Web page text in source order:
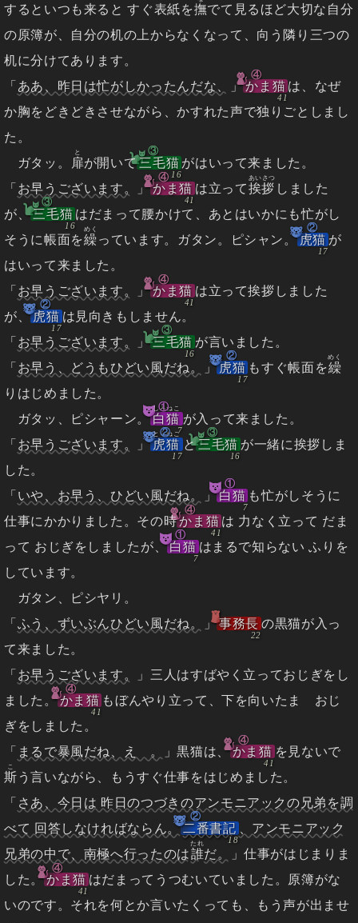
するといつも来ると すぐ表紙を撫でて見るほど大切な自分
の原簿が、自分の机の上からなくなって、向う隣り三つの
机に分けてあります。
「 ああ、昨日は忙がしかったんだな、 」かま猫
④
は、なぜ
か胸をどきどきさせながら、かすれた声で独りごとしまし
た。
ガタッ。
扉
と
が開いて三毛猫
③
がはいって来ました。
「 お早うございます。 」かま猫
④
は立って挨拶
あいさつ
しました
が、三毛猫
③
はだまって腰かけて、あとはいかにも忙がし
そうに帳面を繰
めく
っています。ガタン。ピシャン。虎猫
②
が
はいって来ました。
「 お早うございます。 」かま猫
④
は立って挨拶しました
が、虎猫
②
は見向きもしません。
「 お早うございます。 」三毛猫
③
が言いました。
「 お早う、どうもひどい風だね。 」虎猫
②
もすぐ帳面を繰
めく
りはじめました。
ガタッ、ピシャーン。白猫
しろねこ
①
が入って来ました。
「 お早うございます。 」虎猫
とらねこ
②
と三毛猫
③
が一緒に挨拶しま
した。
「 いや、お早う、ひどい風だね。 」白猫
①
も忙がしそうに
仕事にかかりました。その時かま猫
④
は 力なく立って だま
って おじぎをしましたが、白猫
①
はまるで知らない ふりを
しています。
ガタン、ピシヤリ。
「 ふう、ずいぶんひどい風だね。 」事務長 の黒猫が入っ
て来ました。
「 お早うございます。
」三人はすばやく立っておじぎをし
ました。かま猫
④
もぼんやり立って、下を向いたまゝおじ
ぎをしました。
「 まるで暴風だね、えゝ。 」黒猫は、かま猫
④
を見ないで
斯
こ
う言いながら、もうすぐ仕事をはじめました。
「 さあ、今日は 昨日のつづきのアンモニアックの兄弟を調
べて 回答しなければならん。二番書記
②
、アンモニアック
兄弟の中で、南極へ行ったのは誰
たれ
だ。
」仕事がはじまりま
した。かま猫
④
はだまってうつむいていました。原簿がな
いのです。それを何とか言いたくっても、もう声が出ませ